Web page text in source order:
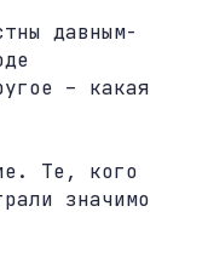
давным-
– какая
Те, кого
значимо